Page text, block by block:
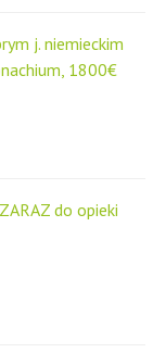
j. niemieckim
1800€
do opieki